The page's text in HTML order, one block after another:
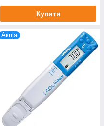
Купити
Акція